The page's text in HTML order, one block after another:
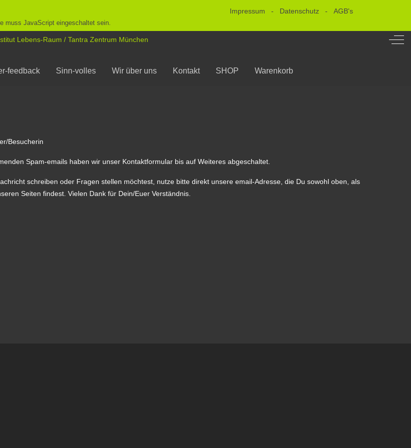
muss JavaScript eingeschaltet sein.
Impressum - Datenschutz - AGB's
Off-
feedback Sinn-volles Wir über uns Kontakt SHOP Warenkorb
Besucherin
Spam-emails haben wir unser Kontaktformular bis auf Weiteres abgeschaltet.
schreiben oder Fragen stellen möchtest, nutze bitte direkt unsere email-Adresse, die Du sowohl oben, als
Seiten findest. Vielen Dank für Dein/Euer Verständnis.